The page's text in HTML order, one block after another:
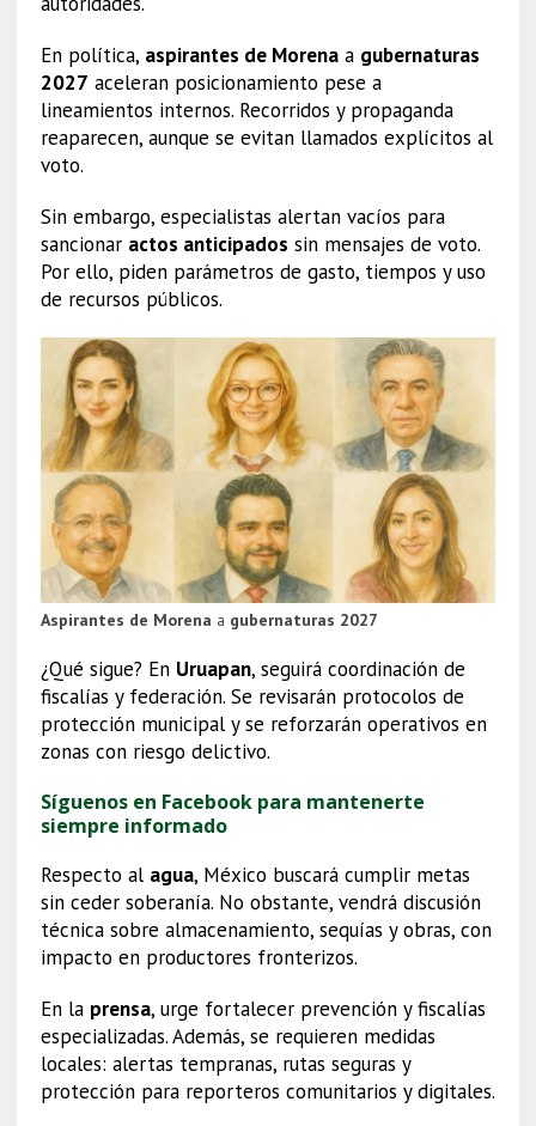
En política, aspirantes de Morenaa gubernaturas
2027 aceleran posicionamiento pese a
lineamientos internos. Recorridos y propaganda
reaparecen, aunque se evitan llamados explícitos al
voto.
Sin embargo, especialistas alertan vacíos para
sancionar actos anticipados sin mensajes de voto.
Por ello, piden parámetros de gasto, tiempos y uso
de recursos públicos.
Aspirantes de Morena a gubernaturas 2027
¿Qué sigue? En Uruapan, seguirá coordinación de
fiscalías y federación. Se revisarán protocolos de
protección municipal y se reforzarán operativos en
zonas con riesgo delictivo.
Síguenos en Facebook para mantenerte
siempre informado
Respecto al agua, México buscará cumplir metas
sin ceder soberanía. No obstante, vendrá discusión
técnica sobre almacenamiento, sequías y obras, con
impacto en productores fronterizos.
En la prensa, urge fortalecer prevención y fiscalías
especializadas. Además, se requieren medidas
locales: alertas tempranas, rutas seguras y
protección para reporteros comunitarios y digitales.